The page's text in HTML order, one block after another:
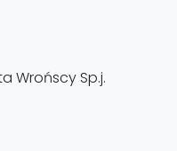
Wrońscy Sp.j.